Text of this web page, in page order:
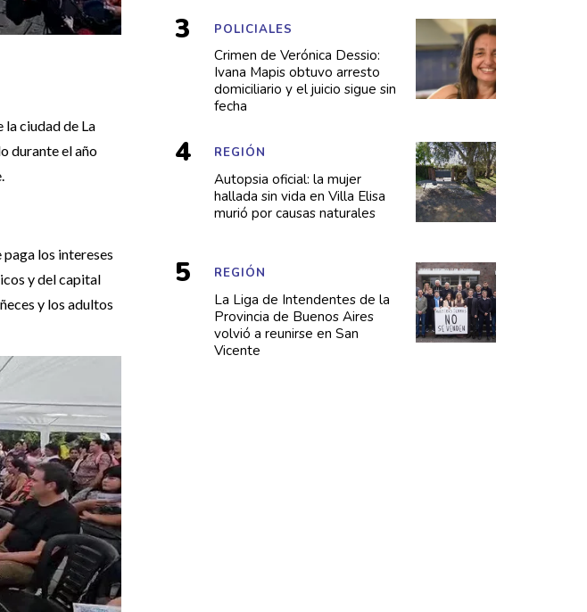
ciudad de La
durante el año
paga los intereses
y del capital
y los adultos
Crimen de Verónica Dessio:
Ivana Mapis obtuvo arresto
domiciliario y el juicio sigue sin
fecha
POLICIALES
Autopsia oficial: la mujer
hallada sin vida en Villa Elisa
murió por causas naturales
REGIÓN
La Liga de Intendentes de la
Provincia de Buenos Aires
volvió a reunirse en San
Vicente
REGIÓN